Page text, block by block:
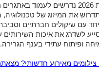
לסיכום, שירותי הגרר בחיפה בשנת 2026 נדרשים
את המיזוג של
עם שיקולים חברתיים
לשדרג את איכות השירותים
ופיתוח עתידי בענף הגרירה.
מאירוע חדשותי?